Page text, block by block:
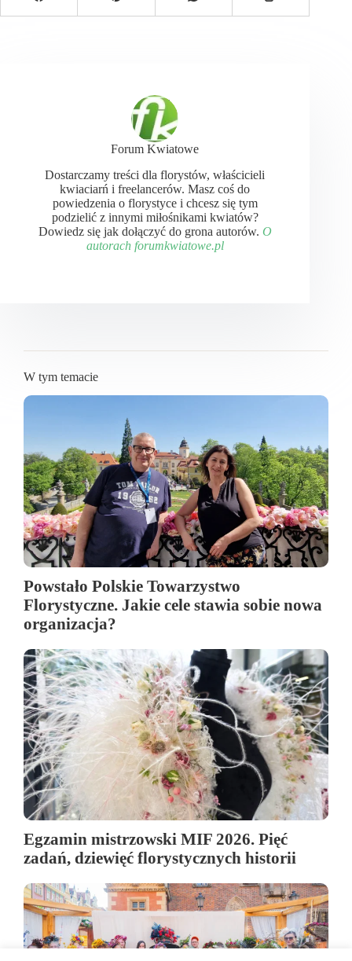
Forum Kwiatowe
Dostarczamy treści dla florystów, właścicieli
kwiaciarń i freelancerów. Masz coś do
powiedzenia o florystyce i chcesz się tym
podzielić z innymi miłośnikami kwiatów?
Dowiedz się jak dołączyć do grona autorów. O
autorach forumkwiatowe.pl
W tym temacie
Powstało Polskie Towarzystwo
Florystyczne. Jakie cele stawia sobie nowa
organizacja?
Egzamin mistrzowski MIF 2026. Pięć
zadań, dziewięć florystycznych historii